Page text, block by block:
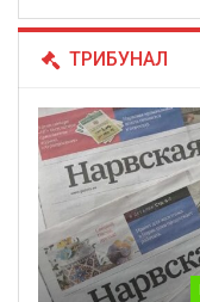
ТРИБУНАЛ